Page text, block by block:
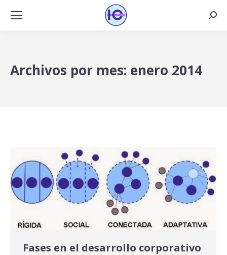
Archivos por mes: enero 2014
Fases en el desarrollo corporativo